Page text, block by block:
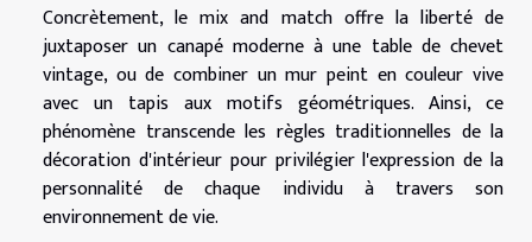
Concrètement, le mix and match offre la liberté de
juxtaposer un canapé moderne à une table de chevet
vintage, ou de combiner un mur peint en couleur vive
avec un tapis aux motifs géométriques. Ainsi, ce
phénomène transcende les règles traditionnelles de la
décoration d'intérieur pour privilégier l'expression de la
personnalité de chaque individu à travers son
environnement de vie.